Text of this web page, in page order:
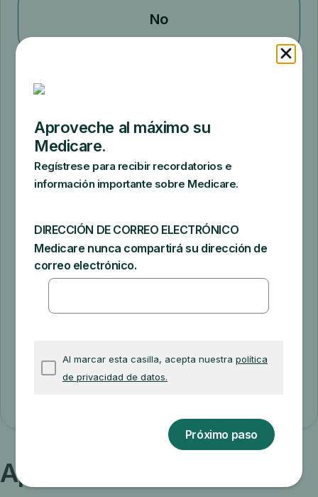
No
Medicare
Medicare
Asistencia Farmacéutica (SPAP)
Aprenda más sobre: